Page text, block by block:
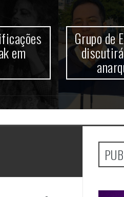
em
Grupo de